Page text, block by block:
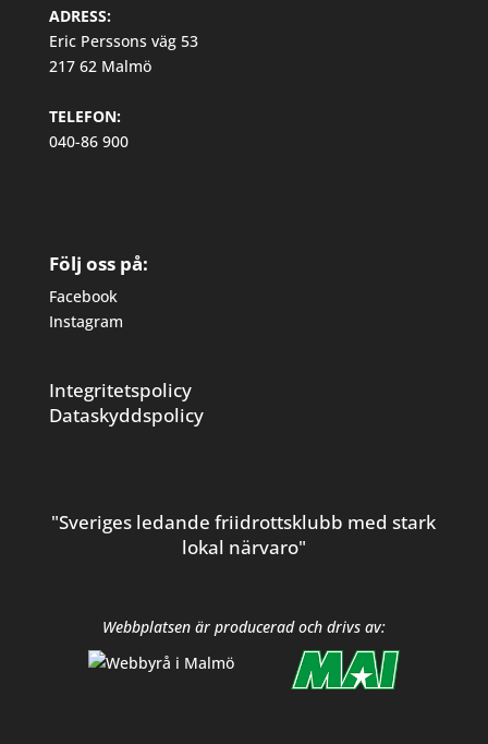
ADRESS:
Eric Perssons väg 53
217 62 Malmö
TELEFON:
040-86 900
Följ oss på:
Facebook
Instagram
Integritetspolicy
Dataskyddspolicy
"Sveriges ledande friidrottsklubb med stark
lokal närvaro"
Webbplatsen är producerad och drivs av: